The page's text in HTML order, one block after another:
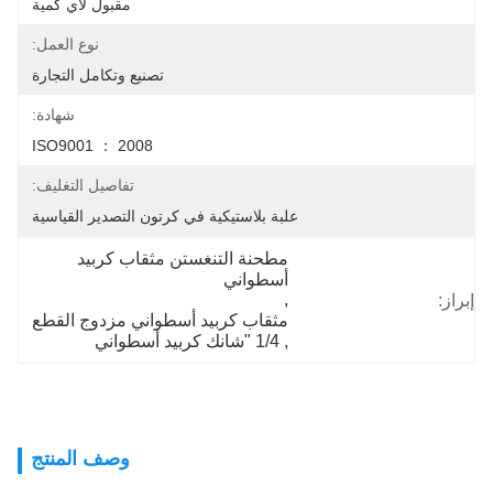
مقبول لأي كمية
نوع العمل:
تصنيع وتكامل التجارة
شهادة:
ISO9001 ： 2008
تفاصيل التغليف:
علبة بلاستيكية في كرتون التصدير القياسية
إبراز:
مطحنة التنغستن مثقاب كربيد
أسطواني
,
مثقاب كربيد أسطواني مزدوج القطع
, 1/4 "شانك كربيد أسطواني
وصف المنتج